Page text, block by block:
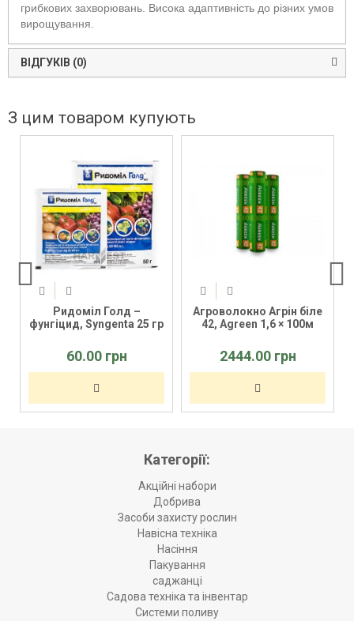
грибкових захворювань. Висока адаптивність до різних умов
вирощування.
ВІДГУКІВ (0)
З цим товаром купують
Ридоміл Голд –
фунгіцид, Syngenta 25 гр
60.00 грн
Агроволокно Агрін біле
42, Agreen 1,6 × 100м
2444.00 грн
Категорії:
Акційні набори
Добрива
Засоби захисту рослин
Навісна техніка
Насіння
Пакування
саджанці
Садова техніка та інвентар
Системи поливу